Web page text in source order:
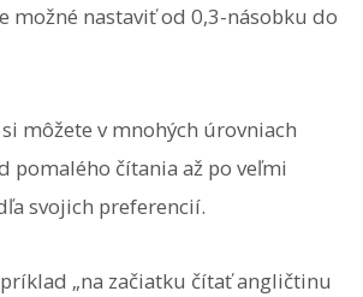
možné nastaviť od 0,3-násobku do
môžete v mnohých úrovniach
pomalého čítania až po veľmi
svojich preferencií.
„na začiatku čítať angličtinu